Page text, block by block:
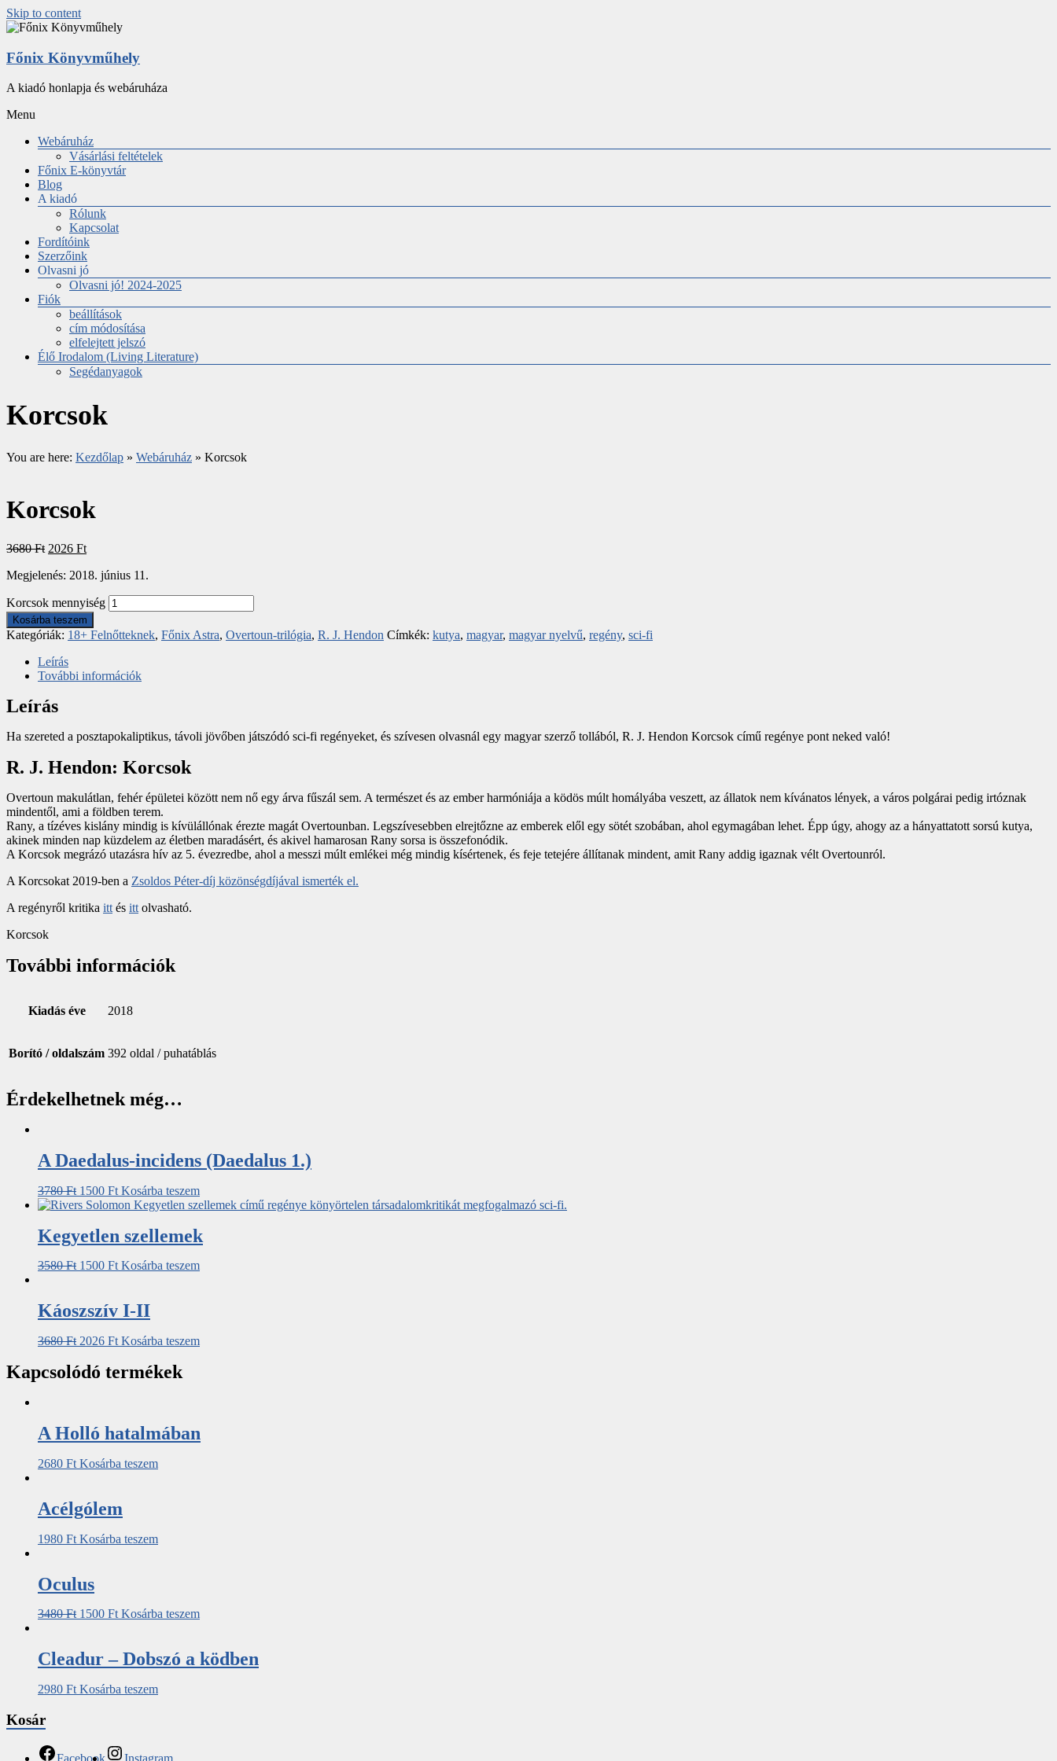
Skip to content
Főnix Könyvműhely
A kiadó honlapja és webáruháza
Menu
Webáruház
Vásárlási feltételek
Főnix E-könyvtár
Blog
A kiadó
Rólunk
Kapcsolat
Fordítóink
Szerzőink
Olvasni jó
Olvasni jó! 2024-2025
Fiók
beállítások
cím módosítása
elfelejtett jelszó
Élő Irodalom (Living Literature)
Segédanyagok
Korcsok
You are here: Kezdőlap » Webáruház » Korcsok
Korcsok
3680Ft 2026 Ft
Megjelenés: 2018. június 11.
Korcsok mennyiség
Kosárba teszem
Kategóriák: 18+ Felnőtteknek, Főnix Astra, Overtoun-trilógia, R. J. Hendon Címkék: kutya, magyar, magyar nyelvű, regény, sci-fi
Leírás
További információk
Leírás
Ha szereted a posztapokaliptikus, távoli jövőben játszódó sci-fi regényeket, és szívesen olvasnál egy magyar szerző tollából, R. J. Hendon Korcsok című regénye pont neked való!
R. J. Hendon: Korcsok
Overtoun makulátlan, fehér épületei között nem nő egy árva fűszál sem. A természet és az ember harmóniája a ködös múlt homályába veszett, az állatok nem kívánatos lények, a város polgárai pedig irtóznak
mindentől, ami a földben terem.
Rany, a tízéves kislány mindig is kívülállónak érezte magát Overtounban. Legszívesebben elrejtőzne az emberek elől egy sötét szobában, ahol egymagában lehet. Épp úgy, ahogy az a hányattatott sorsú kutya,
akinek minden nap küzdelem az életben maradásért, és akivel hamarosan Rany sorsa is összefonódik.
A Korcsok megrázó utazásra hív az 5. évezredbe, ahol a messzi múlt emlékei még mindig kísértenek, és feje tetejére állítanak mindent, amit Rany addig igaznak vélt Overtounról.
A Korcsokat 2019-ben a Zsoldos Péter-díj közönségdíjával ismerték el.
A regényről kritika itt és itt olvasható.
Korcsok
További információk
Kiadás éve 2018
Borító / oldalszám 392 oldal / puhatáblás
Érdekelhetnek még…
A Daedalus-incidens (Daedalus 1.)
3780Ft 1500 Ft Kosárba teszem
Kegyetlen szellemek
3580Ft 1500 Ft Kosárba teszem
Káoszszív I-II
3680Ft 2026 Ft Kosárba teszem
Kapcsolódó termékek
A Holló hatalmában
2680 Ft Kosárba teszem
Acélgólem
1980 Ft Kosárba teszem
Oculus
3480Ft 1500 Ft Kosárba teszem
Cleadur – Dobszó a ködben
2980 Ft Kosárba teszem
Kosár
Facebook Instagram